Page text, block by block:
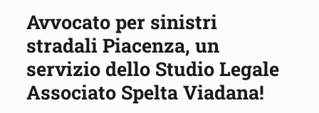
Avvocato per sinistri
stradali Piacenza, un
servizio dello Studio Legale
Associato Spelta Viadana!